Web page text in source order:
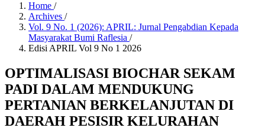
Home /
Archives /
Vol. 9 No. 1 (2026): APRIL: Jurnal Pengabdian Kepada
Masyarakat Bumi Raflesia /
Edisi APRIL Vol 9 No 1 2026
OPTIMALISASI BIOCHAR SEKAM
PADI DALAM MENDUKUNG
PERTANIAN BERKELANJUTAN DI
DAERAH PESISIR KELURAHAN